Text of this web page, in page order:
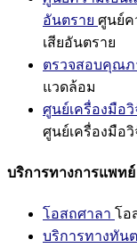
อันตราย ศูนย์ค
เสียอันตราย
ตรวจสอบคุณภ
แวดล้อม
ศูนย์เครื่องมือ
ศูนย์เครื่องมือ
บริการทางการแพทย์
โอสถศาลา โอ
บริการทางทัน